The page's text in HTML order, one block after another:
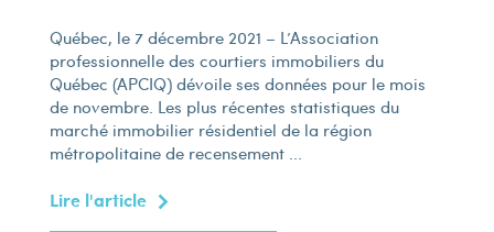
Québec, le 7 décembre 2021 – L’Association
professionnelle des courtiers immobiliers du
Québec (APCIQ) dévoile ses données pour le mois
de novembre. Les plus récentes statistiques du
marché immobilier résidentiel de la région
métropolitaine de recensement ...
Lire l'article